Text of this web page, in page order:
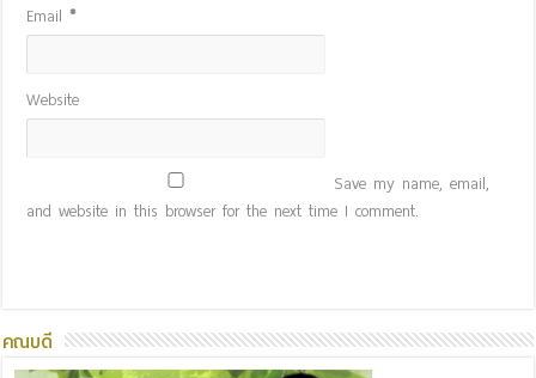
Email*
Website
Save my name, email,
and website in this browser for the next time I comment.
คณบดี